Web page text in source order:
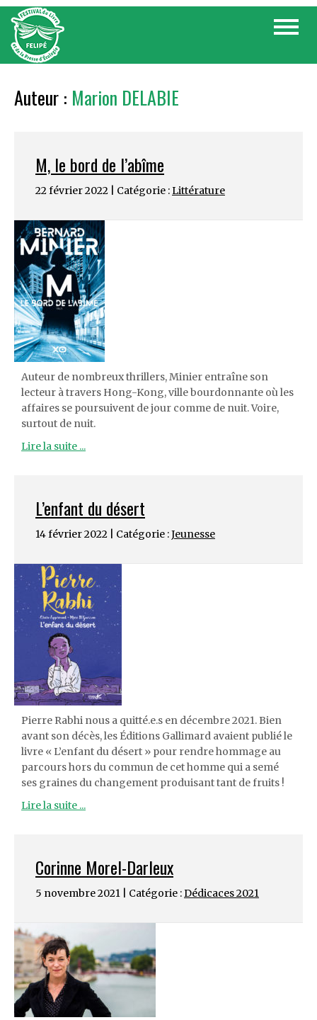
Skip
content
Toggle
Auteur : Marion DELABIE
M, le bord de l’abîme
22 février 2022 | Catégorie :Littérature
Auteur de nombreux thrillers, Minier entraîne son
lecteur à travers Hong-Kong, ville bourdonnante où les
affaires se poursuivent de jour comme de nuit. Voire,
surtout de nuit.
Lire la suite ...
L’enfant du désert
14 février 2022 | Catégorie :Jeunesse
Pierre Rabhi nous a quitté.e.s en décembre 2021. Bien
avant son décès, les Éditions Gallimard avaient publié le
livre « L’enfant du désert » pour rendre hommage au
parcours hors du commun de cet homme qui a semé
ses graines du changement produisant tant de fruits !
Lire la suite ...
Corinne Morel-Darleux
5 novembre 2021 | Catégorie :Dédicaces 2021